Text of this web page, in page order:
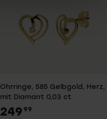
Ohrringe, 585 Gelbgold, Herz,
mit Diamant 0,03 ct
249 99